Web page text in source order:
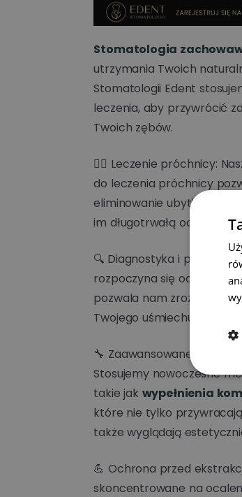
Stomatologia
utrzymania Twoich
Stomatologii Edent
leczenia, aby przywrócić
Twoich zębów.
👩‍⚕️ Leczenie próchnicy:
do leczenia próchnicy
eliminowanie ubytków i
im długotrwałą ochronę.
🔍 Diagnostyka i
rozpoczyna się od
pozwala nam zrozumieć
Twojego uśmiechu.
🔧 Zaawansowane
Stosujemy nowoczesne
takie jak wypełnienia
które nie tylko
także wyglądają
💪 Ochrona przed
skoncentrowane na